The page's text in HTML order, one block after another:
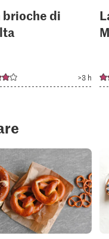
brioche di
>3 h